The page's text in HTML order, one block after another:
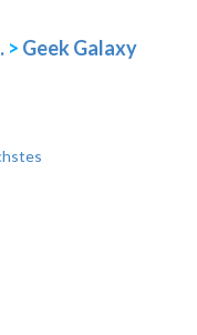
> Geek Galaxy